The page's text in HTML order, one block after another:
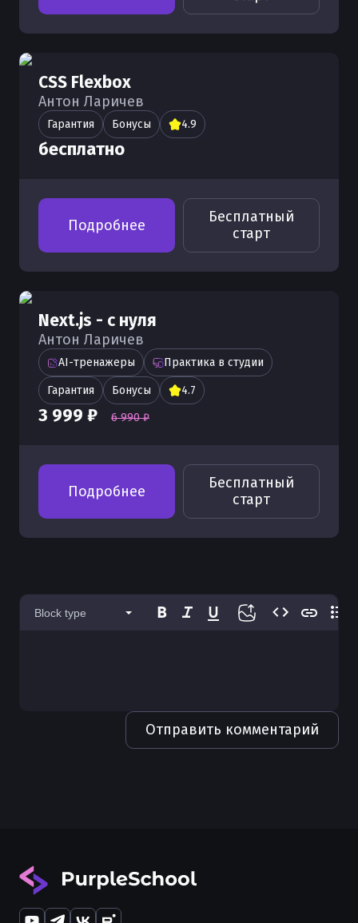
CSS Flexbox
Антон Ларичев
Гарантия Бонусы 4.9
бесплатно
Подробнее
Бесплатный
старт
Next.js - с нуля
Антон Ларичев
AI-тренажеры Практика в студии
Гарантия Бонусы 4.7
3 999 ₽ 6 990 ₽
Подробнее
Бесплатный
старт
Block type
Отправить комментарий